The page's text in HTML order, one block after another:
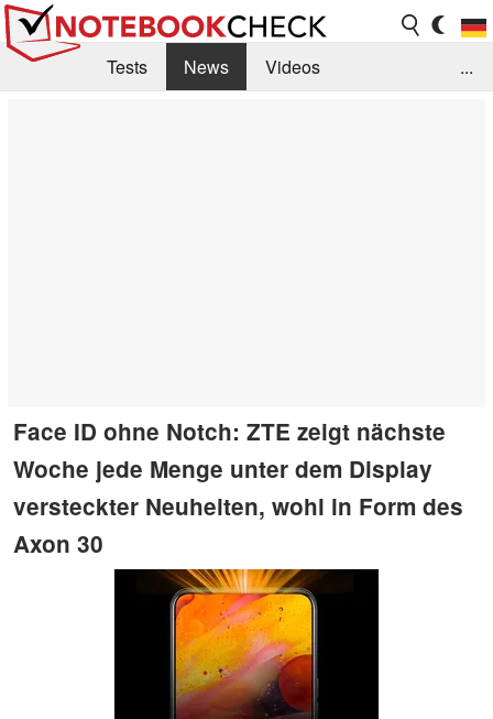
Tests News
Videos
...
Face ID ohne Notch: ZTE zeigt nächste
Woche jede Menge unter dem Display
versteckter Neuheiten, wohl in Form des
Axon 30